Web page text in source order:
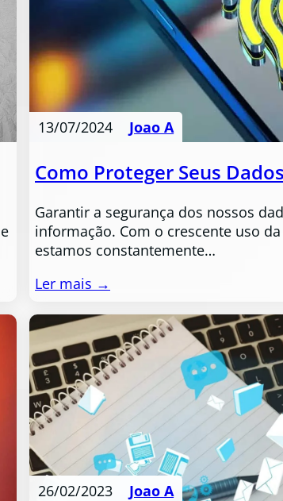
13/07/2024 Joao A
Como Proteger Seus
Garantir a segurança dos nossos
informação. Com o crescente uso
estamos constantemente…
Ler mais →
26/02/2023 Joao A